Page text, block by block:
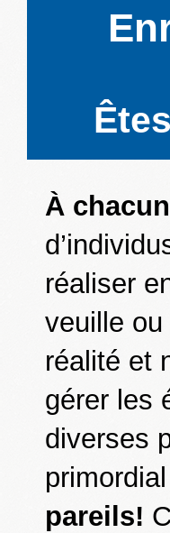
À
réaliser
veuille
réalité et
gérer les
diverses
pareils!